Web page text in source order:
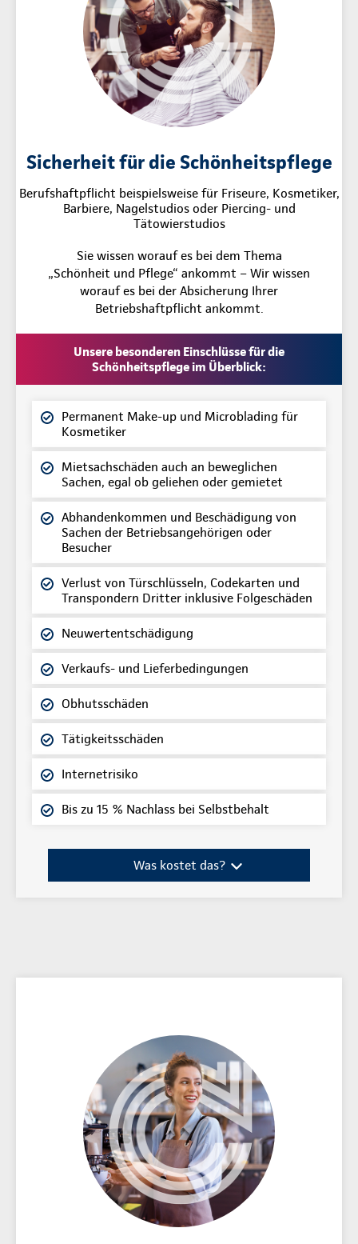
Sicherheit für die Schönheitspflege
Berufshaftpflicht beispielsweise für Friseure, Kosmetiker,
Barbiere, Nagelstudios oder Piercing- und
Tätowierstudios
Sie wissen worauf es bei dem Thema
„Schönheit und Pflege“ ankommt – Wir wissen
worauf es bei der Absicherung Ihrer
Betriebshaftpflicht ankommt.
Unsere besonderen Einschlüsse für die
Schönheitspflege im Überblick:
Permanent Make-up und Microblading für
Kosmetiker
Mietsachschäden auch an beweglichen
Sachen, egal ob geliehen oder gemietet
Abhandenkommen und Beschädigung von
Sachen der Betriebsangehörigen oder
Besucher
Verlust von Türschlüsseln, Codekarten und
Transpondern Dritter inklusive Folgeschäden
Neuwertentschädigung
Verkaufs- und Lieferbedingungen
Obhutsschäden
Tätigkeitsschäden
Internetrisiko
Bis zu 15 % Nachlass bei Selbstbehalt
Was kostet das?